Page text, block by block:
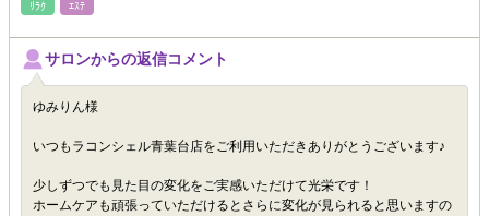
ﾘﾗｸ ｴｽﾃ
サロンからの返信コメント
ゆみりん様
いつもラコンシェル青葉台店をご利用いただきありがとうございます♪
少しずつでも見た目の変化をご実感いただけて光栄です！
ホームケアも頑張っていただけるとさらに変化が見られると思いますの